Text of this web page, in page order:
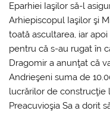
Eparhiei Iaşilor să-l
Arhiepiscopul Iaşilor şi
toată ascultarea, iar
pentru că s-au rugat în
Dragomir a anunţat că
Andrieşeni suma de
lucrărilor de construcţie
Preacuvioşia Sa a dorit